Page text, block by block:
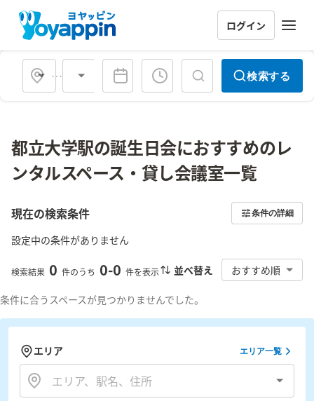
ログイン
会場タイプ 検索する
都立大学駅の誕生日会におすすめのレ
ンタルスペース・貸し会議室一覧
現在の検索条件 条件の詳細
設定中の条件がありません
検索結果 0 件のうち 0-0 件を表示 並べ替え おすすめ順
条件に合うスペースが見つかりませんでした。
エリア エリア一覧